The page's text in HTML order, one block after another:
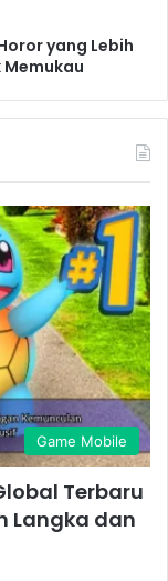
yang Lebih
Game Mobile
Terbaru
Langka dan